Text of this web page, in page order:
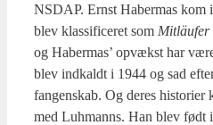
NSDAP. Ernst Haber­mas
blev klas­si­fi­ce­ret som Mit­läu­fer
og Haber­mas’ opvækst har
blev ind­kaldt i 1944 og sad
fan­gen­skab. Og deres histo­ri­er
med Luh­manns. Han blev født